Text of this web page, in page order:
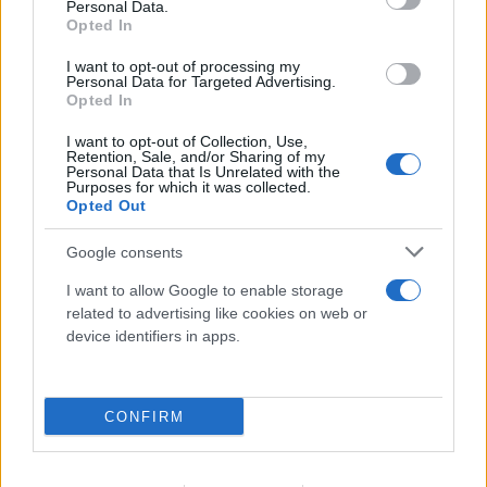
Personal Data.
Opted In
I want to opt-out of processing my
Personal Data for Targeted Advertising.
Opted In
I want to opt-out of Collection, Use,
Retention, Sale, and/or Sharing of my
Personal Data that Is Unrelated with the
Purposes for which it was collected.
Opted Out
Google consents
I want to allow Google to enable storage
related to advertising like cookies on web or
device identifiers in apps.
CONFIRM
Νέα σύλληψη μέλους της εγκληματικής